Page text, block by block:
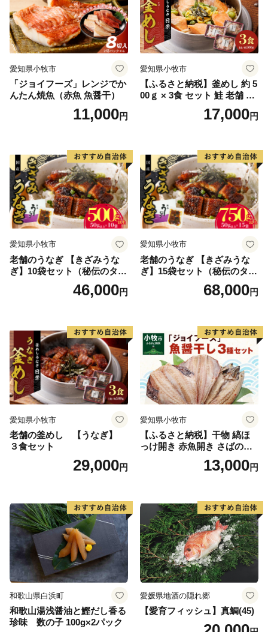
愛知県小牧市
「ジョイフーズ」レンジでか
んたん焼魚（赤魚 魚醤干）
11,000円
愛知県小牧市
【ふるさと納税】釜めし 約 5
00ｇ × 3食 セット 鮭 老舗 急
速冷凍 レンチン 時短 簡単調
理 食品 加工品 海鮮 手作り
り寄せグルメ 愛知県 小牧市
送料無料
17,000円
愛知県小牧市
老舗のうなぎ 【きざみうな
ぎ】10袋セット（秘伝のタレ
46,000円
愛知県小牧市
老舗のうなぎ 【きざみうな
ぎ】15袋セット（秘伝のタレ
68,000円
愛知県小牧市
老舗の釜めし 【うなぎ】
３食セット
29,000円
愛知県小牧市
【ふるさと納税】干物 縞ほ
っけ開き 赤魚開き さばの開
き 魚醤干し 3種 セット 詰め
合わせ 魚 おかず 肉厚 おいし
取り寄せグルメ 魚醤 ナンプ
ラー 愛知県 小牧市 冷凍 送料
無料
13,000円
和歌山県白浜町
和歌山湯浅醤油と鰹だし香る
珍味 数の子 100g×2パック
愛媛県地酒の隠れ郷
【愛育フィッシュ】真鯛(45)